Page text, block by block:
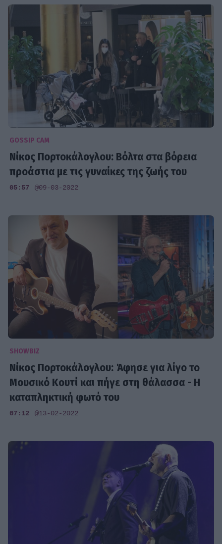
GOSSIP CAM
Νίκος Πορτοκάλογλου: Βόλτα στα βόρεια
προάστια με τις γυναίκες της ζωής του
05:57 @09-03-2022
SHOWBIZ
Νίκος Πορτοκάλογλου: Άφησε για λίγο το
Μουσικό Κουτί και πήγε στη θάλασσα - Η
καταπληκτική φωτό του
07:12 @13-02-2022